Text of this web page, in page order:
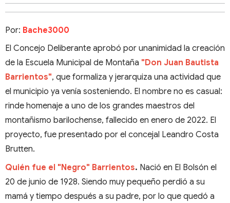
Por: Bache3000
El Concejo Deliberante aprobó por unanimidad la creación
de la Escuela Municipal de Montaña "Don Juan Bautista
Barrientos", que formaliza y jerarquiza una actividad que
el municipio ya venía sosteniendo. El nombre no es casual:
rinde homenaje a uno de los grandes maestros del
montañismo barilochense, fallecido en enero de 2022. El
proyecto, fue presentado por el concejal Leandro Costa
Brutten.
Quién fue el "Negro" Barrientos. Nació en El Bolsón el
20 de junio de 1928. Siendo muy pequeño perdió a su
mamá y tiempo después a su padre, por lo que quedó a